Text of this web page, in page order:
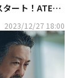
ート！ATEE
から日本初放
…1月の衛星劇
2023/12/27 18:00